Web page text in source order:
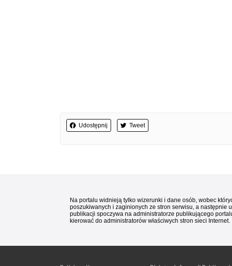
Udostępnij Tweet
Na portalu widnieją tylko wizerunki i dane osób, wobec
poszukiwanych i zaginionych ze stron serwisu, a
publikacji spoczywa na administratorze publikującego
kierować do administratorów właściwych stron sieci Internet.